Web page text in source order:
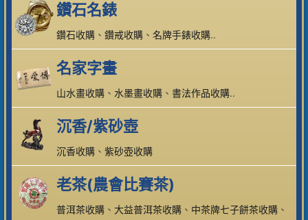
鑽石名錶
鑽石收購 、 鑽戒收購 、 名牌手錶收購..
名家字畫
山水畫收購 、 水墨畫收購 、 書法作品收購..
沉香/紫砂壺
沉香收購 、 紫砂壺收購
老茶(農會比賽茶)
普洱茶收購 、 大益普洱茶收購 、 中茶牌七子餅茶收購 、